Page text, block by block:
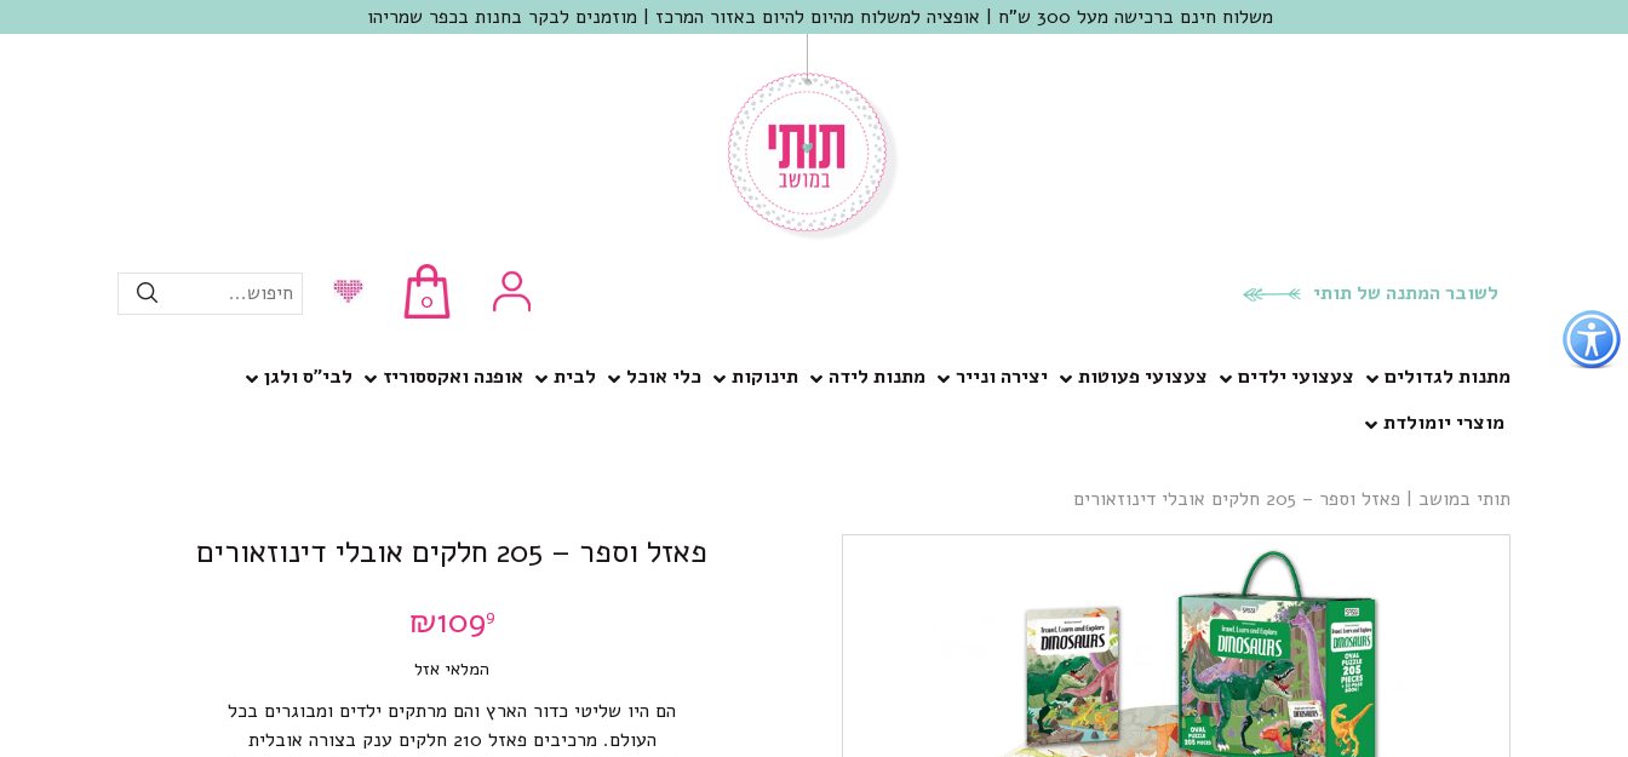
כפתור
לפתיחת
תפריט
נגישות
משלוח חינם ברכישה מעל 300 ש"ח | אופציה למשלוח מהיום להיום באזור המרכז | מוזמנים לבקר בחנות בכפר שמריהו
לשובר המתנה של תותי 0 חיפוש...
מתנות לגדולים צעצועי ילדים צעצועי פעוטות יצירה ונייר מתנות לידה תינוקות כלי אוכל לבית אופנה ואקססוריז
לבי”ס ולגן
מוצרי יומולדת
תותי במושב | פאזל וספר – 205 חלקים אובלי דינוזאורים
פאזל וספר – 205 חלקים אובלי דינוזאורים
₪1099
המלאי אזל
הם היו שליטי כדור הארץ והם מרתקים ילדים ומבוגרים בכל
העולם. מרכיבים פאזל 210 חלקים ענק בצורה אובלית